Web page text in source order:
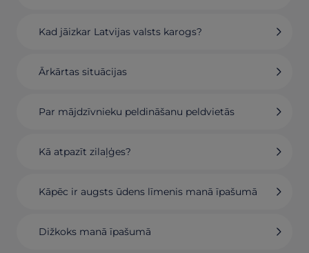
Kad jāizkar Latvijas valsts karogs?
Ārkārtas situācijas
Par mājdzīvnieku peldināšanu peldvietās
Kā atpazīt zilaļģes?
Kāpēc ir augsts ūdens līmenis manā īpašumā
Dižkoks manā īpašumā